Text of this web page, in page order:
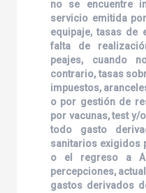
no se encuentre
servicio emitida por
equipaje, tasas de
falta de
peajes, cuando
contrario, tasas
impuestos,
o por gestión de
por vacunas, test
todo gasto
sanitarios exigidos
o el regreso a
percepciones,
gastos derivados